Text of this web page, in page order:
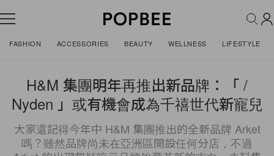
FASHION ACCESSORIES BEAUTY WELLNESS LIFESTYLE
H&M 集團明年再推出新品牌：「 /
Nyden 」或有機會成為千禧世代新寵兒
大家還記得今年中 H&M 集團推出的全新品牌 Arket
嗎？雖然品牌尚未在亞洲區開設任何分店，不過